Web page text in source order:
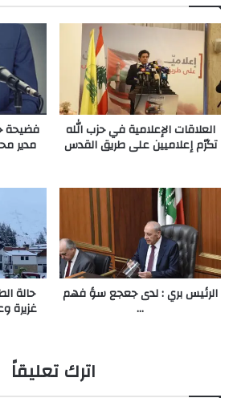
العلاقات الإعلامية في حزب الله
تكرّم إعلاميين على طريق القدس
فضيحة
مدير
الرئيس بري : لدى جعجع سؤ فهم
…
حالة
غزيرة
اترك تعليقاً